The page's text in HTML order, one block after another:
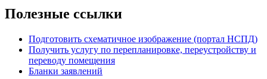
Полезные ссылки
Подготовить схематичное изображение (портал НСПД)
Получить услугу по перепланировке, переустройству и
переводу помещения
Бланки заявлений